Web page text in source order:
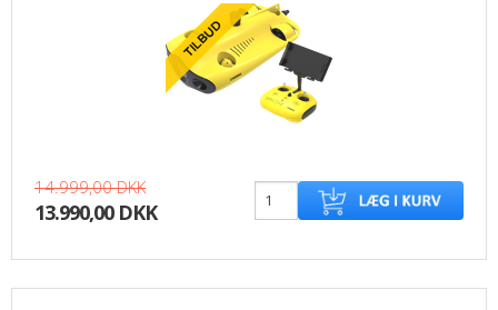
14.999,00 DKK
13.990,00 DKK